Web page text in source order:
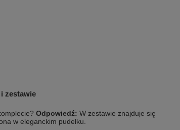
zestawie
Odpowiedź: W zestawie znajduje się
w eleganckim pudełku.